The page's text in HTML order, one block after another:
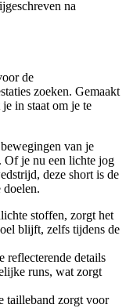
na
de
zoeken. Gemaakt
in staat om je te
van je
Of je nu een lichte jog
deze short is de
doelen.
stoffen, zorgt het
blijft, zelfs tijdens de
reflecterende details
runs, wat zorgt
tailleband zorgt voor